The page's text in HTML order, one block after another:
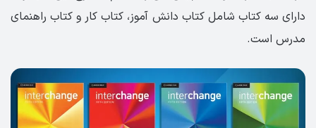
دارای سه کتاب شامل کتاب دانش آموز، کتاب کار و کتاب راهنمای
مدرس است.